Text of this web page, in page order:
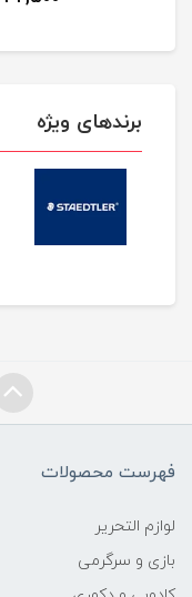
برندهای ویژه
فهرست محصولات
لوازم التحریر
بازی و سرگرمی